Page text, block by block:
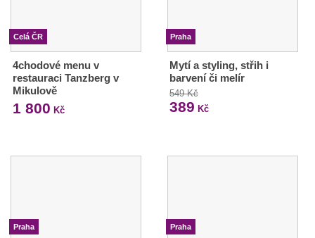
Celá ČR
4chodové menu v
restauraci Tanzberg v
Mikulově
1 800 Kč
Praha
Mytí a styling, střih i
barvení či melír
549 Kč
389 Kč
Praha Praha